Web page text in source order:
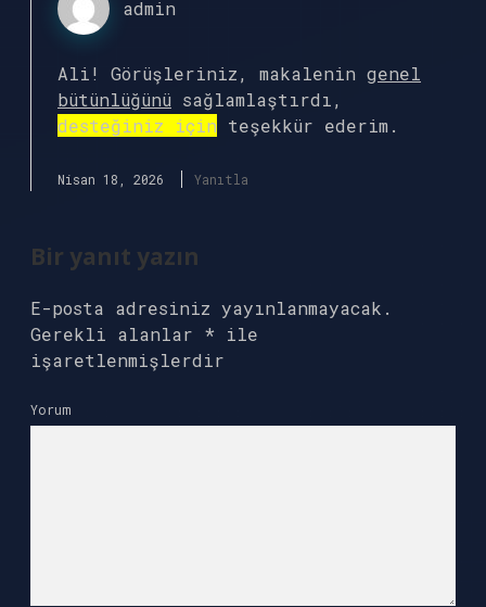
admin
Ali! Görüşleriniz, makalenin genel
bütünlüğünü sağlamlaştırdı,
desteğiniz için teşekkür ederim.
Nisan 18, 2026 Yanıtla
Bir yanıt yazın
E-posta adresiniz yayınlanmayacak.
Gerekli alanlar * ile
işaretlenmişlerdir
Yorum